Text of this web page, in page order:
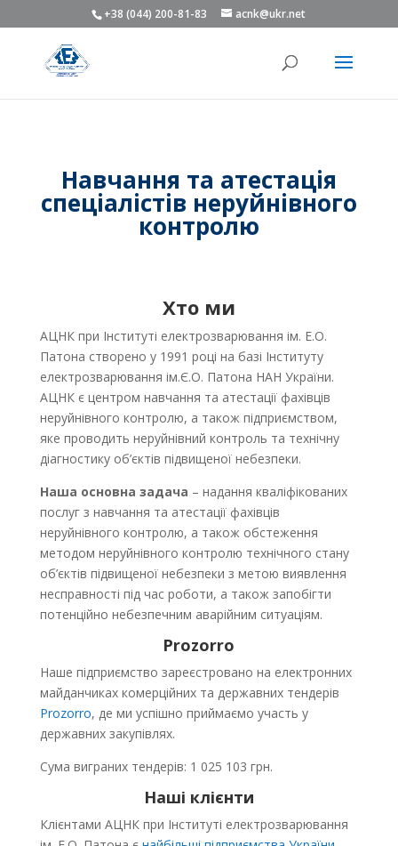
+38 (044) 200-81-83 acnk@ukr.net
Навчання та атестація
спеціалістів неруйнівного
контролю
Хто ми
АЦНК при Інституті електрозварювання ім. Е.О.
Патона створено у 1991 році на базі Інституту
електрозварювання ім.Є.О. Патона НАН України.
АЦНК є центром навчання та атестації фахівців
неруйнівного контролю, а також підприємством,
яке проводить неруйнівний контроль та технічну
діагностику об’єктів підвищеної небезпеки.
Наша основна задача – надання кваліфікованих
послуг з навчання та атестації фахівців
неруйнівного контролю, а також обстеження
методом неруйнівного контролю технічного стану
об’єктів підвищеної небезпеки з метою виявлення
несправності під час роботи, а також запобігти
потенційно небезпечним аварійним ситуаціям.
Prozorro
Наше підприємство зареєстровано на електронних
майданчиках комерційних та державних тендерів
Prozorro, де ми успішно приймаємо участь у
державних закупівлях.
Сума виграних тендерів: 1 025 103 грн.
Наші клієнти
Клієнтами АЦНК при Інституті електрозварювання